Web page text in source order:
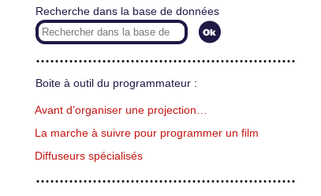
Recherche dans la base de données
Boite à outil du programmateur :
Avant d’organiser une projection…
La marche à suivre pour programmer un film
Diffuseurs spécialisés